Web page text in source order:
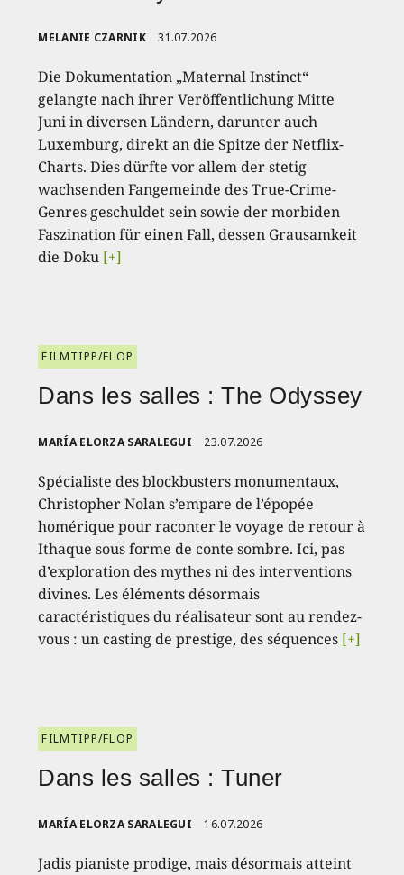
MELANIE CZARNIK 31.07.2026
Die Dokumentation „Maternal Instinct“
gelangte nach ihrer Veröffentlichung Mitte
Juni in diversen Ländern, darunter auch
Luxemburg, direkt an die Spitze der Netflix-
Charts. Dies dürfte vor allem der stetig
wachsenden Fangemeinde des True-Crime-
Genres geschuldet sein sowie der morbiden
Faszination für einen Fall, dessen Grausamkeit
die Doku [+]
FILMTIPP/FLOP
Dans les salles : The Odyssey
MARÍA ELORZA SARALEGUI 23.07.2026
Spécialiste des blockbusters monumentaux,
Christopher Nolan s’empare de l’épopée
homérique pour raconter le voyage de retour à
Ithaque sous forme de conte sombre. Ici, pas
d’exploration des mythes ni des interventions
divines. Les éléments désormais
caractéristiques du réalisateur sont au rendez-
vous : un casting de prestige, des séquences [+]
FILMTIPP/FLOP
Dans les salles : Tuner
MARÍA ELORZA SARALEGUI 16.07.2026
Jadis pianiste prodige, mais désormais atteint